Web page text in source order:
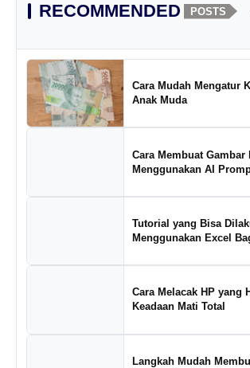
RECOMMENDED POSTS
Cara Mudah Mengatur
Anak Muda
Cara Membuat Gambar
Menggunakan AI
Tutorial yang Bisa
Menggunakan Excel
Cara Melacak HP yang
Keadaan Mati Total
Langkah Mudah